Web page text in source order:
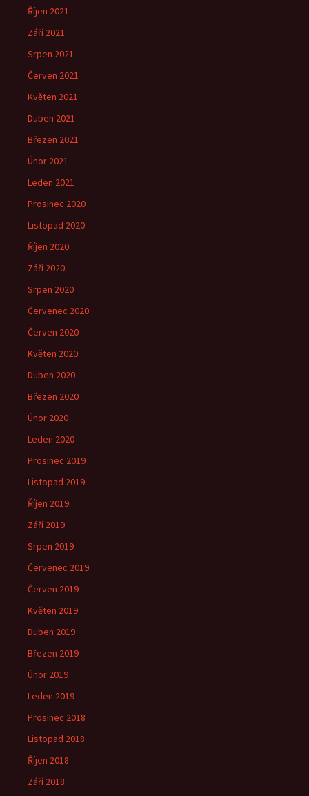
Říjen 2021
Září 2021
Srpen 2021
Červen 2021
Květen 2021
Duben 2021
Březen 2021
Únor 2021
Leden 2021
Prosinec 2020
Listopad 2020
Říjen 2020
Září 2020
Srpen 2020
Červenec 2020
Červen 2020
Květen 2020
Duben 2020
Březen 2020
Únor 2020
Leden 2020
Prosinec 2019
Listopad 2019
Říjen 2019
Září 2019
Srpen 2019
Červenec 2019
Červen 2019
Květen 2019
Duben 2019
Březen 2019
Únor 2019
Leden 2019
Prosinec 2018
Listopad 2018
Říjen 2018
Září 2018